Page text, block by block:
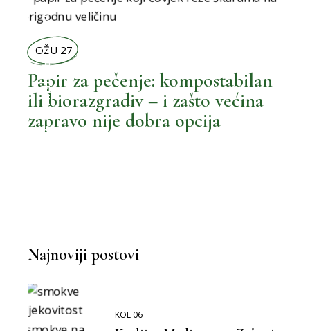
BOLJA KUHINJA
BOLJI ŽIVOT
OŽU 27
Papir za pečenje: kompostabilan
ili biorazgradiv – i zašto većina
zapravo nije dobra opcija
Najnoviji postovi
KOL 06